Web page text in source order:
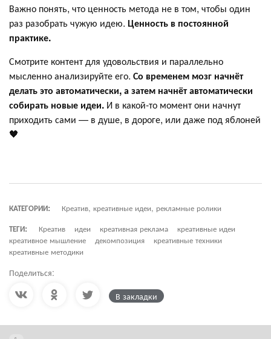
Важно понять, что ценность метода не в том, чтобы один
раз разобрать чужую идею. Ценность в постоянной
практике.
Смотрите контент для удовольствия и параллельно
мысленно анализируйте его. Со временем мозг начнёт
делать это автоматически, а затем начнёт автоматически
собирать новые идеи. И в какой-то момент они начнут
приходить сами — в душе, в дороге, или даже под яблоней
🖤
КАТЕГОРИИ:
Креатив, креативные идеи, рекламные ролики
ТЕГИ:
Креатив идеи креативная реклама
креативные идеи
креативное мышление
декомпозиция
креативные техники
креативные методики
Поделиться:
В закладки